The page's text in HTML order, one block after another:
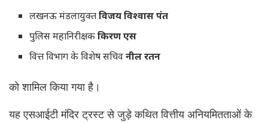
लखनऊ मंडलायुक्तविजय विश्वास पंत
पुलिस महानिरीक्षककिरण एस
वित्त विभाग के विशेष सचिवनील रतन
को शामिल किया गया है।
यह एसआईटी मंदिर ट्रस्ट से जुड़े कथित वित्तीय अनियमितताओं के